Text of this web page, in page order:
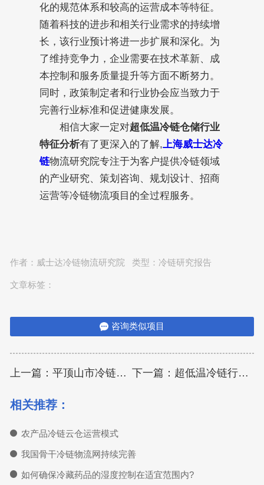
化的规范体系和较高的运营成本等特征。
随着科技的进步和相关行业需求的持续增
长，该行业预计将进一步扩展和深化。为
了维持竞争力，企业需要在技术革新、成
本控制和服务质量提升等方面不断努力。
同时，政策制定者和行业协会应当致力于
完善行业标准和促进健康发展。
相信大家一定对超低温冷链仓储行业
特征分析有了更深入的了解, 上海威士达冷
链物流研究院专注于为客户提供冷链领域
的产业研究、策划咨询、规划设计、招商
运营等冷链物流项目的全过程服务。
作者： 威士达冷链物流研究院 类型： 冷链研究报告
文章标签：
咨询类似项目
上一篇：平顶山市冷链仓储物流现状与需求分析 下一篇：超低温冷链行业未来竞争格局和特点
相关推荐：
农产品冷链云仓运营模式
我国骨干冷链物流网持续完善
如何确保冷藏药品的湿度控制在适宜范围内?